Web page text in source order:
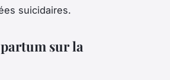
suicidaires.
sur la